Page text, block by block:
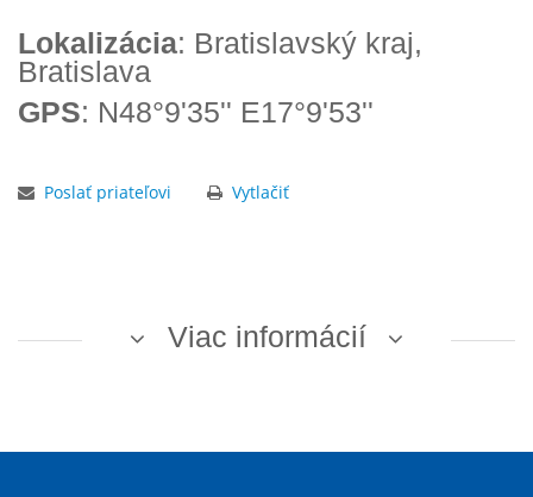
Lokalizácia: Bratislavský kraj,
Bratislava
GPS: N48°9'35'' E17°9'53''
Poslať priateľovi Vytlačiť
Viac informácií